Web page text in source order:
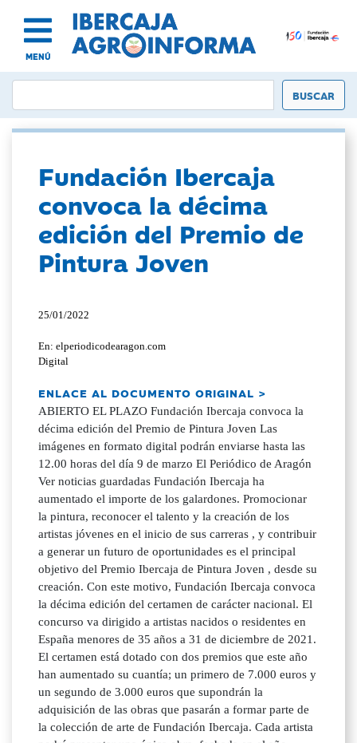
MENÚ
Fundación Ibercaja
convoca la décima
edición del Premio de
Pintura Joven
25/01/2022
En: elperiodicodearagon.com
Digital
ENLACE AL DOCUMENTO ORIGINAL >
ABIERTO EL PLAZO Fundación Ibercaja convoca la
décima edición del Premio de Pintura Joven Las
imágenes en formato digital podrán enviarse hasta las
12.00 horas del día 9 de marzo El Periódico de Aragón
Ver noticias guardadas Fundación Ibercaja ha
aumentado el importe de los galardones. Promocionar
la pintura, reconocer el talento y la creación de los
artistas jóvenes en el inicio de sus carreras , y contribuir
a generar un futuro de oportunidades es el principal
objetivo del Premio Ibercaja de Pintura Joven , desde su
creación. Con este motivo, Fundación Ibercaja convoca
la décima edición del certamen de carácter nacional. El
concurso va dirigido a artistas nacidos o residentes en
España menores de 35 años a 31 de diciembre de 2021.
El certamen está dotado con dos premios que este año
han aumentado su cuantía; un primero de 7.000 euros y
un segundo de 3.000 euros que supondrán la
adquisición de las obras que pasarán a formar parte de
la colección de arte de Fundación Ibercaja. Cada artista